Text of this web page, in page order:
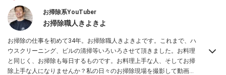
お掃除系YouTuber
お掃除職人きよきよ
お掃除の仕事を初めて34年。お掃除職人きよきよです。これまで、ハ
ウスクリーニング、ビルの清掃等いろいろさせて頂きました。お料理
と同じく、お掃除も毎日するものです。お料理上手な人、そしてお掃
除上手な人になりませんか？私の日々のお掃除現場を撮影して動画に